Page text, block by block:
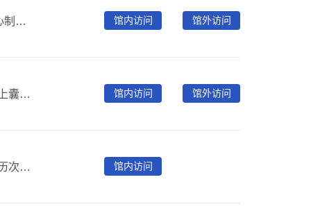
“知识视界”视频图书馆精选来自全球顶尖科教节目制作中心制作的专业视频节目，独家版权，资源优质，资源分为地球科学、航空航天、历史文化、生态环境、医药保健、旅游探险、工业技术、数理科学、交通运输、军事侦探、生物科学、艺术文学农林园艺、社会经济等类别 馆内访问 馆外访问
依托中国唱片集团有限公司的丰富海量的音乐资源，基本上囊括了二十世纪我国音乐、戏曲和曲艺等艺术领域创作、表演的优秀作品和珍品。 馆内访问 馆外访问
《中共党史经典文献数据库》以党的重要历史文献档案，历次党代会重要文献，中央领导人及老一辈革命家的著作、自传、年谱、手稿，党和国家重大决策和重大事件一手文献记录，党的十二大至十八大以来重要文献汇编，十一届三中全会以来重要一手文献资料选编等为主要内容。全库共收录图书200余卷，总体量约1.8亿字，是正确总结历史经验的权威性党史资源数据库。 馆内访问